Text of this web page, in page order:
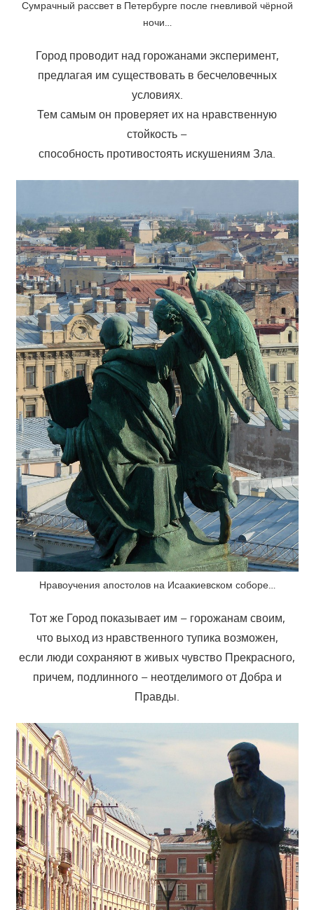
Сумрачный рассвет в Петербурге после гневливой чёрной
ночи…
Город проводит над горожанами эксперимент,
предлагая им существовать в бесчеловечных
условиях.
Тем самым он проверяет их на нравственную
стойкость –
способность противостоять искушениям Зла.
Нравоучения апостолов на Исаакиевском соборе…
Тот же Город показывает им – горожанам своим,
что выход из нравственного тупика возможен,
если люди сохраняют в живых чувство Прекрасного,
причем, подлинного – неотделимого от Добра и
Правды.